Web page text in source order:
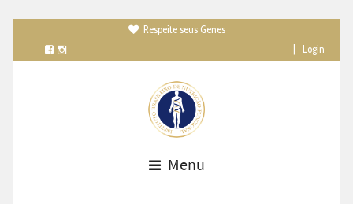
Respeite seus Genes
Login
Menu